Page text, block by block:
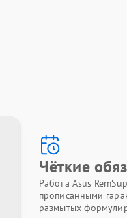
Чёткие
Работа Asus
прописанными
размытых